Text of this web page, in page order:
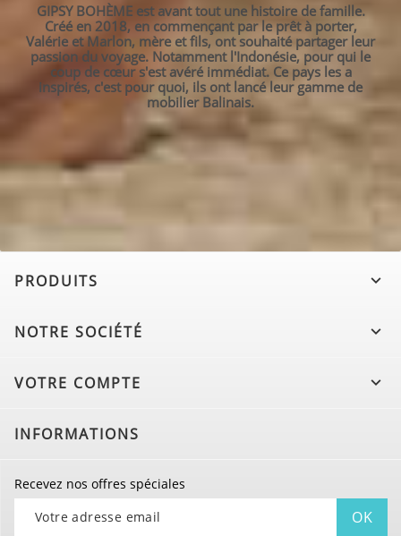
GIPSY BOHÈME est avant tout une histoire de famille.
Créé en 2018, en commençant par le prêt à porter,
Valérie et Marlon, mère et fils, ont souhaité partager leur
passion du voyage. Notamment l'Indonésie, pour qui le
coup de cœur s'est avéré immédiat. Ce pays les a
inspirés, c'est pour quoi, ils ont lancé leur gamme de
mobilier Balinais.
PRODUITS 
NOTRE SOCIÉTÉ 
VOTRE COMPTE 
INFORMATIONS
Recevez nos offres spéciales